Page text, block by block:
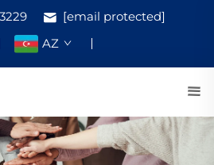
[email protected]
AZ